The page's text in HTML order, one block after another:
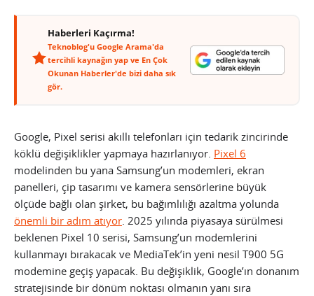
Haberleri Kaçırma!
Teknoblog'u Google Arama'da
tercihli kaynağın yap ve En Çok
Okunan Haberler'de bizi daha sık
gör.
Google, Pixel serisi akıllı telefonları için tedarik zincirinde
köklü değişiklikler yapmaya hazırlanıyor. Pixel 6
modelinden bu yana Samsung’un modemleri, ekran
panelleri, çip tasarımı ve kamera sensörlerine büyük
ölçüde bağlı olan şirket, bu bağımlılığı azaltma yolunda
önemli bir adım atıyor. 2025 yılında piyasaya sürülmesi
beklenen Pixel 10 serisi, Samsung’un modemlerini
kullanmayı bırakacak ve MediaTek’in yeni nesil T900 5G
modemine geçiş yapacak. Bu değişiklik, Google’ın donanım
stratejisinde bir dönüm noktası olmanın yanı sıra